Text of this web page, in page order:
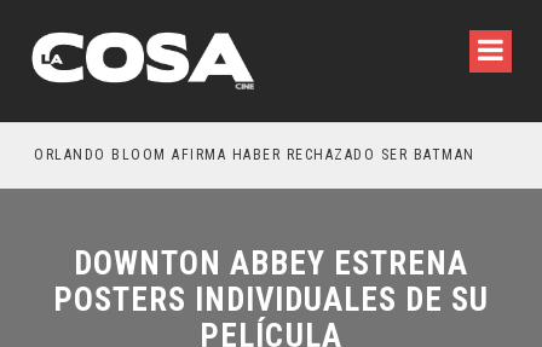
ORLANDO BLOOM AFIRMA HABER RECHAZADO SER BATMAN
DOWNTON ABBEY ESTRENA
POSTERS INDIVIDUALES DE SU
PELÍCULA